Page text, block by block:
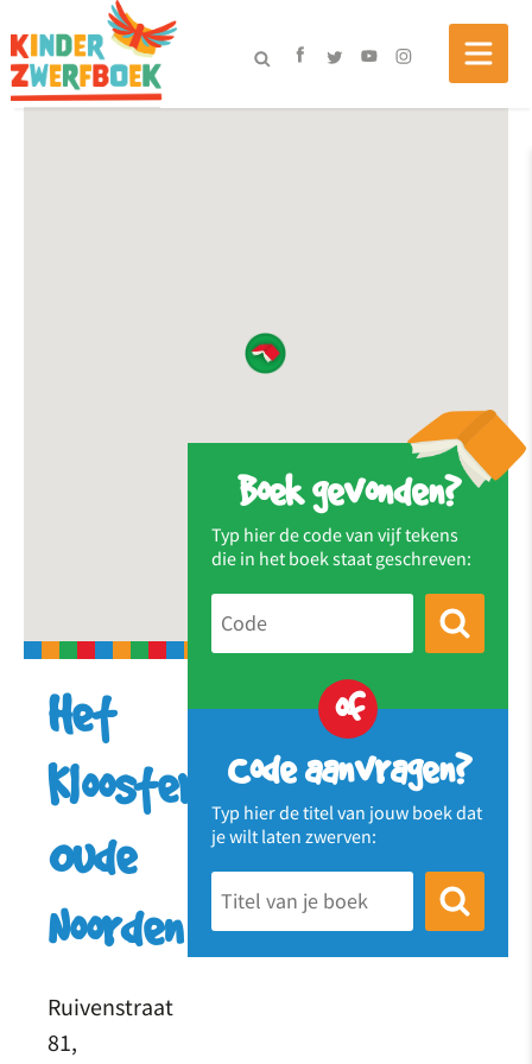
Boek gevonden?
Typ hier de code van vijf tekens
die in het boek staat geschreven:
of
Code aanvragen?
Typ hier de titel van jouw boek dat
je wilt laten zwerven:
Het
Klooster
Oude
Noorden
Ruivenstraat
81,